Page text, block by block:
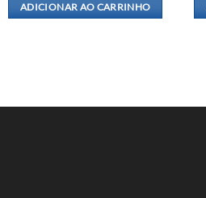
ADICIONAR AO CARRINHO